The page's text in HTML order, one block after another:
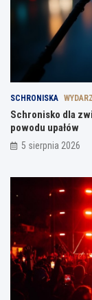
SCHRONISKA
Schronisko dla
powodu upałów
5 sierpnia 2026